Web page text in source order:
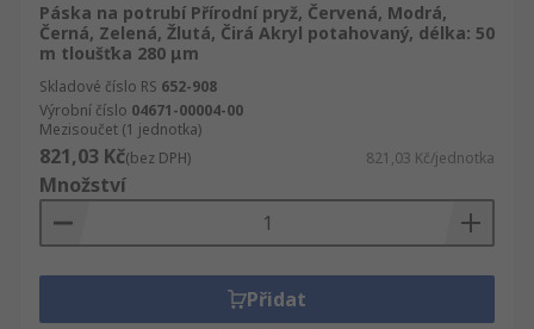
Páska na potrubí Přírodní pryž, Červená, Modrá,
Černá, Zelená, Žlutá, Čirá Akryl potahovaný, délka: 50
m tloušťka 280 μm
Skladové číslo RS 652-908
Výrobní číslo 04671-00004-00
Mezisoučet (1 jednotka)
821,03 Kč(bez DPH) 821,03 Kč/jednotka
Množství
Přidat